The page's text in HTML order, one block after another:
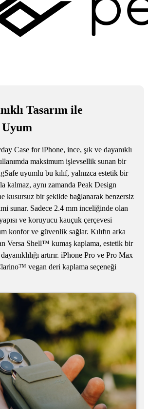
Tasarım ile
Case for iPhone, ince, şık ve dayanıklı
maksimum işlevsellik sunan bir
uyumlu bu kılıf, yalnızca estetik bir
kalmaz, aynı zamanda Peak Design
kusursuz bir şekilde bağlanarak benzersiz
sunar. Sadece 2.4 mm inceliğinde olan
ve koruyucu kauçuk çerçevesi
konfor ve güvenlik sağlar. Kılıfın arka
Versa Shell™ kumaş kaplama, estetik bir
artırır. iPhone Pro ve Pro Max
vegan deri kaplama seçeneği